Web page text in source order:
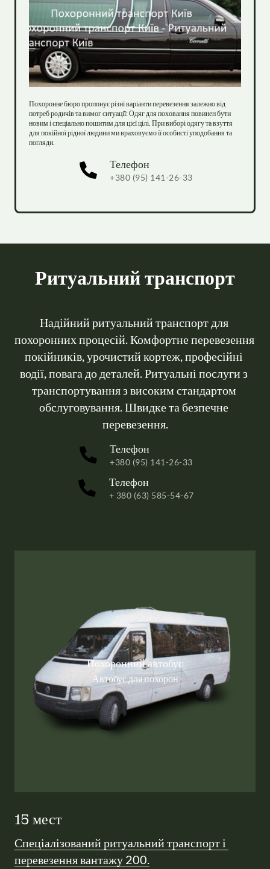
Похоронне бюро пропонує різні варіанти перевезення залежно від
потреб родичів та вимог ситуації: Одяг для поховання повинен бути
новим і спеціально пошитим для цієї цілі. При виборі одягу та взуття
для покійної рідної людини ми враховуємо її особисті уподобання та
погляди.
Телефон
+380 (95) 141-26-33
Ритуальний транспорт
Надійний ритуальний транспорт для
похоронних процесій. Комфортне перевезення
покійників, урочистий кортеж, професійні
водії, повага до деталей. Ритуальні послуги з
транспортування з високим стандартом
обслуговування. Швидке та безпечне
перевезення.
Телефон
+380 (95) 141-26-33
Телефон
+ 380 (63) 585-54-67
Похоронний автобус
Автобус для похорон
15 мест
Спеціалізований ритуальний транспорт
перевезення вантажу 200.